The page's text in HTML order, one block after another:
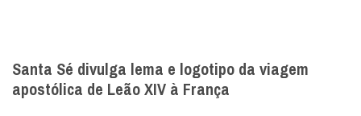
Santa Sé divulga lema e logotipo da viagem
apostólica de Leão XIV à França